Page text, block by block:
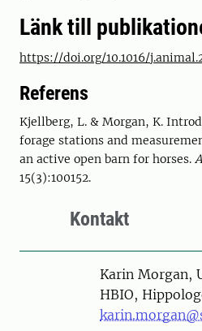
Länk till
https://doi.org/10.1016/
Referens
Kjellberg, L. & Morgan, K.
forage stations and
an active open barn for horses.
15(3):100152.
Kontakt
PersonKarin Morgan,
HBIO,